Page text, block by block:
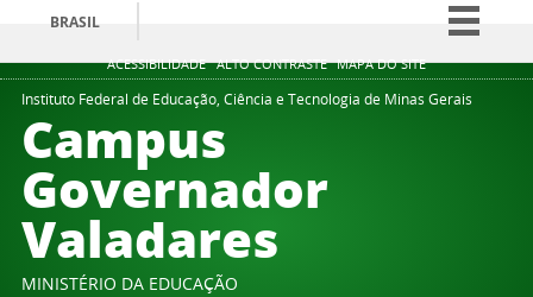
ACESSIBILIDADE ALTO CONTRASTE MAPA DO SITE
BRASIL
Simplifique!
Comunica BR
Instituto Federal de Educação, Ciência e Tecnologia de Minas Gerais
Campus
Governador
Valadares
MINISTÉRIO DA EDUCAÇÃO